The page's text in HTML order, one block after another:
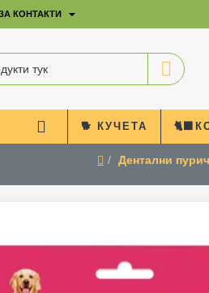
КОНТАКТИ
🐕 КУЧЕТА
Дентални